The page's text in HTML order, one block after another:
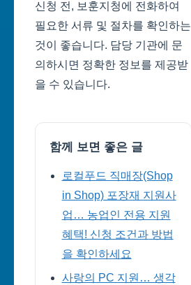
신청 전, 보훈지청에 전화하여
필요한 서류 및 절차를 확인하는
것이 좋습니다. 담당 기관에 문
의하시면 정확한 정보를 제공받
을 수 있습니다.
함께 보면 좋은 글
로컬푸드 직매장(Shop
in Shop) 포장재 지원사
업… 농업인 전용 지원
혜택! 신청 조건과 방법
을 확인하세요
사랑의 PC 지원… 생각